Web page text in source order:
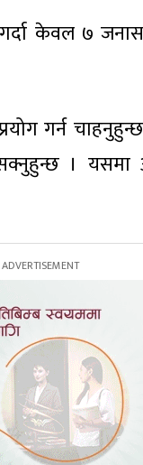
केवल ७
गर्न
सक्नुहुन्छ ।